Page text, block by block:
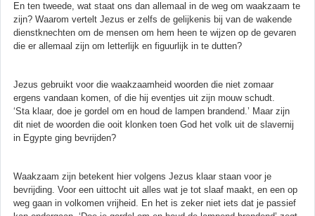
En ten tweede, wat staat ons dan allemaal in de weg om waakzaam te
zijn? Waarom vertelt Jezus er zelfs de gelijkenis bij van de wakende
dienstknechten om de mensen om hem heen te wijzen op de gevaren
die er allemaal zijn om letterlijk en figuurlijk in te dutten?
Jezus gebruikt voor die waakzaamheid woorden die niet zomaar
ergens vandaan komen, of die hij eventjes uit zijn mouw schudt.
‘Sta klaar, doe je gordel om en houd de lampen brandend.’ Maar zijn
dit niet de woorden die ooit klonken toen God het volk uit de slavernij
in Egypte ging bevrijden?
Waakzaam zijn betekent hier volgens Jezus klaar staan voor je
bevrijding. Voor een uittocht uit alles wat je tot slaaf maakt, en een op
weg gaan in volkomen vrijheid. En het is zeker niet iets dat je passief